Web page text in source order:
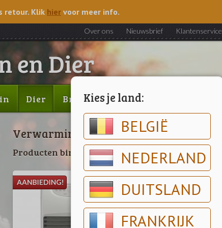
Kies je land:
BELGIË
NEDERLAND
DUITSLAND
FRANKRIJK
retour. Klik hier voor meer info.
Over ons Nieuwsbrief Klantenservice
Dier Brood & gebak
Verwarming
Producten binnen deze categorie